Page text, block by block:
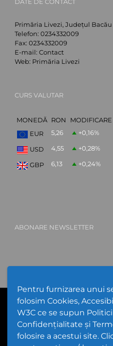
Pentru furnizarea unui
folosim Cookies,
W3C ce se supun
Confidențialitate și
folosire a acestui site.
Primăria Livezi, Județul Bacău
Telefon: 0234332009
Fax: 0234332009
E-mail: Contact
Web: Primăria Livezi
CURS VALUTAR
MONEDĂ RON
MODIFICARE
EUR
5,26 +0,16%
USD 4,55 +0,28%
GBP 6,13 +0,24%
ABONARE NEWSLETTER
PPW @2026 |Hartă Website|
Politică de utilizare Cookies|
Termeni și condiții de